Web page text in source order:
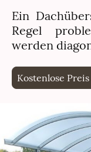
Ein
Regel
werden
Kostenlose